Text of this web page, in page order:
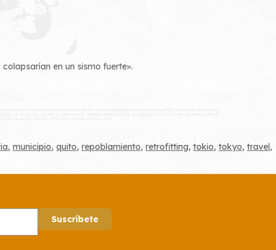
en un sismo fuerte».
, municipio, quito, repoblamiento, retrofitting, tokio, tokyo, travel,
Suscríbete